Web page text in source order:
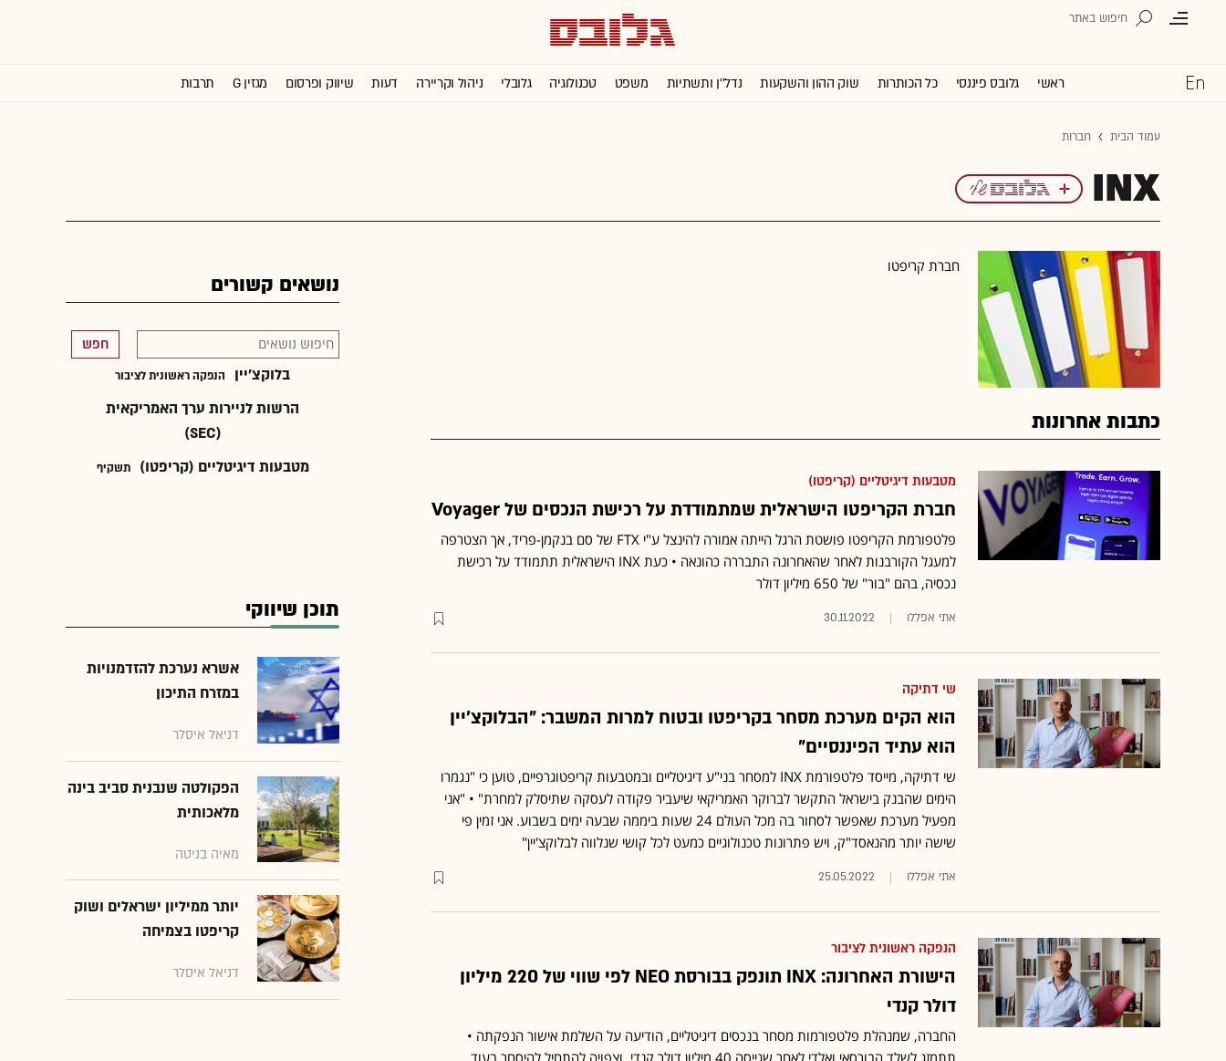
ראשי גלובס פיננסי כל הכותרות שוק ההון והשקעות נדל''ן ותשתיות משפט טכנולוגיה גלובלי ניהול וקריירה דעות שיווק ופרסום מגזין G תרבות
עמוד הבית חברות
INX
חברת קריפטו
כתבות אחרונות
מטבעות דיגיטליים (קריפטו)
חברת הקריפטו הישראלית שמתמודדת על רכישת הנכסים של Voyager
פלטפורמת הקריפטו פושטת הרגל הייתה אמורה להינצל ע"י FTX של סם בנקמן-פריד, אך הצטרפה
למעגל הקורבנות לאחר שהאחרונה התבררה כהונאה • כעת INX הישראלית תתמודד על רכישת
נכסיה, בהם "בור" של 650 מיליון דולר
אתי אפללו 30.11.2022
שי דתיקה
הוא הקים מערכת מסחר בקריפטו ובטוח למרות המשבר: "הבלוקצ'יין
הוא עתיד הפיננסיים"
שי דתיקה, מייסד פלטפורמת INX למסחר בני"ע דיגיטליים ובמטבעות קריפטוגרפיים, טוען כי "נגמרו
הימים שהבנק בישראל התקשר לברוקר האמריקאי שיעביר פקודה לעסקה שתיסלק למחרת" • "אני
מפעיל מערכת שאפשר לסחור בה מכל העולם 24 שעות ביממה שבעה ימים בשבוע. אני זמין פי
שישה יותר מהנאסד"ק, ויש פתרונות טכנולוגיים כמעט לכל קושי שנלווה לבלוקצ'יין"
אתי אפללו 25.05.2022
הנפקה ראשונית לציבור
הישורת האחרונה: INX תונפק בבורסת NEO לפי שווי של 220 מיליון
דולר קנדי
החברה, שמנהלת פלטפורמות מסחר בנכסים דיגיטליים, הודיעה על השלמת אישור הנפקתה •
נושאים קשורים
חפש
בלוקצ'יין הנפקה ראשונית לציבור
הרשות לניירות ערך האמריקאית
(SEC)
מטבעות דיגיטליים (קריפטו)
תשקיף
תוכן שיווקי
אשרא נערכת להזדמנויות
במזרח התיכון
דניאל איסלר
הפקולטה שנבנית סביב בינה
מלאכותית
מאיה בניטה
יותר ממיליון ישראלים ושוק
קריפטו בצמיחה
דניאל איסלר